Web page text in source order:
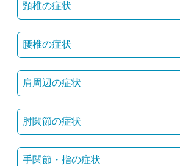
頸椎の症状
腰椎の症状
肩周辺の症状
肘関節の症状
手関節・指の症状